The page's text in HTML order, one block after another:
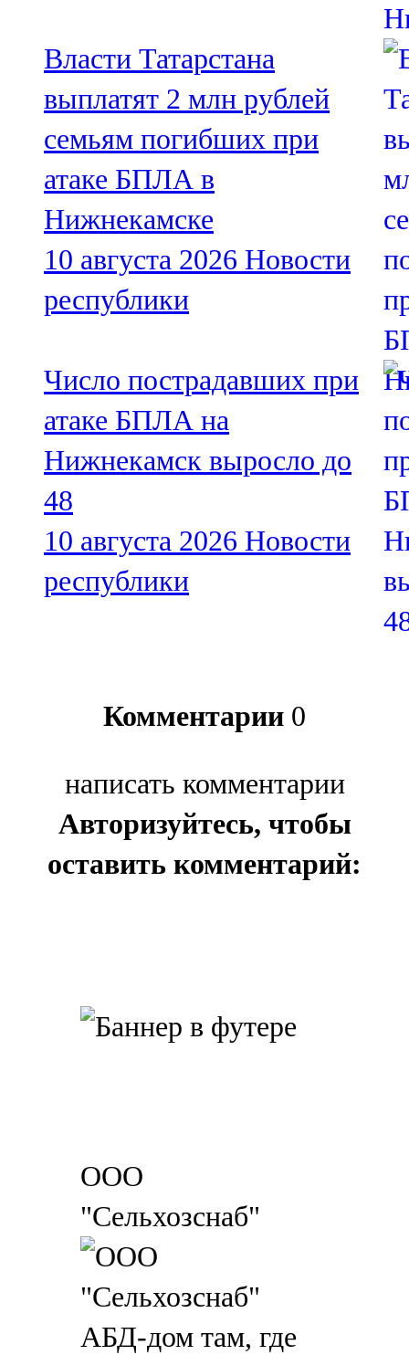
Власти Татарстана
выплатят 2 млн рублей
семьям погибших при
атаке БПЛА в
Нижнекамске
10 августа 2026 Новости
республики
Число пострадавших при
атаке БПЛА на
Нижнекамск выросло до
48
10 августа 2026 Новости
республики
Комментарии 0
написать комментарии
Авторизуйтесь, чтобы
оставить комментарий:
ООО
"Сельхозснаб"
АБД-дом там, где